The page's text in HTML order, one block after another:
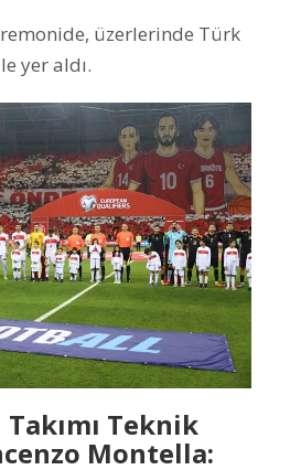
üzerlerinde Türk
yer aldı.
Teknik
Montella: